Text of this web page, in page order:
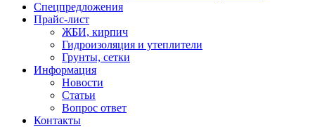
Спецпредложения
Прайс-лист
ЖБИ, кирпич
Гидроизоляция и утеплители
Грунты, сетки
Информация
Новости
Статьи
Вопрос ответ
Контакты